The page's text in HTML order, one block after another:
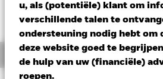
u, als (potentiële) klant om
verschillende talen te
ondersteuning nodig hebt om
deze website goed te
de hulp van uw (financiële)
roepen.
Verandering NAV 1 dag per 05/aug/2026
HKD 2,48 (1,69%)
Overzicht